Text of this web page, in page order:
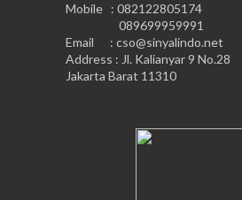
Mobile : 082122805174
089699959991
Email : cso@sinyalindo.net
Address : Jl. Kalianyar 9 No.28
Jakarta Barat 11310